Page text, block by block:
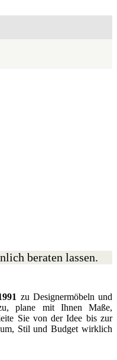
beraten lassen.
zu Designermöbeln und
plane mit Ihnen Maße,
Sie von der Idee bis zur
Stil und Budget wirklich